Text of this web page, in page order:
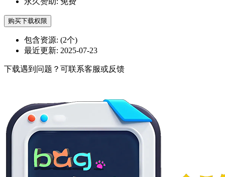
购买下载权限
包含资源: (2个)
最近更新: 2025-07-23
下载遇到问题？可联系客服或反馈